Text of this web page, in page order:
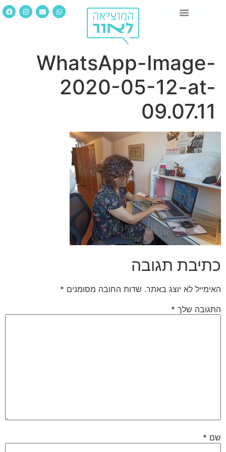
WhatsApp-Image-
2020-05-12-at-
09.07.11
כתיבת תגובה
האימייל לא יוצג באתר. שדות החובה מסומנים *
התגובה שלך *
שם *